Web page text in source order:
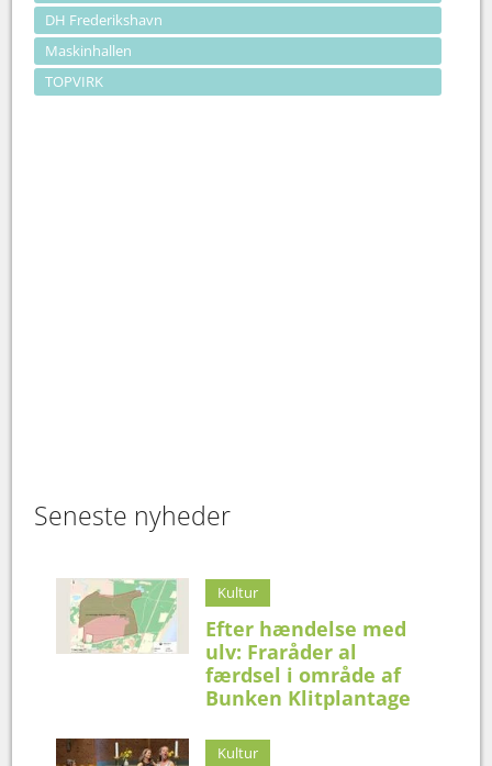
DH Frederikshavn
Maskinhallen
TOPVIRK
Seneste nyheder
Kultur
Efter hændelse med
ulv: Fraråder al
færdsel i område af
Bunken Klitplantage
Kultur